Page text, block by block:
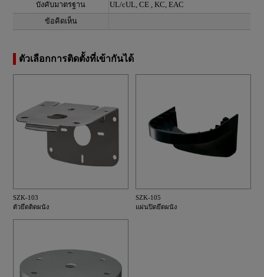
บังคับมาตรฐาน
UL/cUL, CE , KC, EAC
ข้อคิดเห็น
ตัวเลือกการติดตั้งที่เข้ากันได้
SZK-103
ตัวยึดติดผนัง
SZK-105
แผ่นปิดยึดผนัง